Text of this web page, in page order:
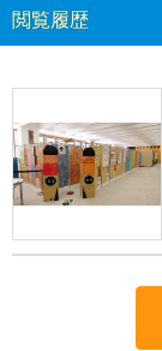
閲覧履歴